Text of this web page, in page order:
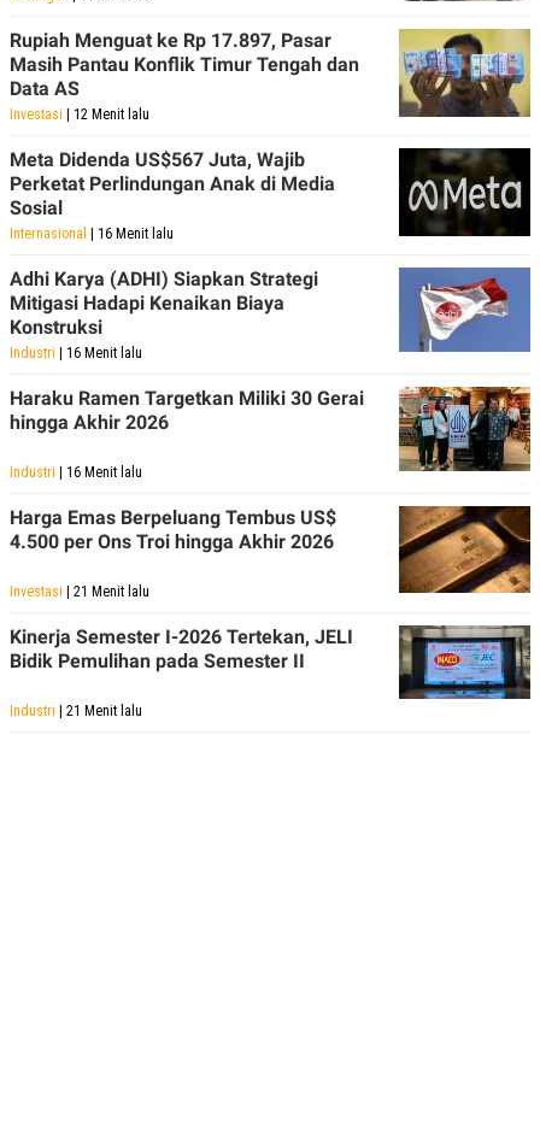
SITEMAPPROFILETERM
OF
USE
PEDOMAN
PEMBERITAAN
PRIVACY
POLICY
Rupiah Menguat ke Rp 17.897, Pasar
Masih Pantau Konflik Timur Tengah dan
Data AS
Investasi | 12 Menit lalu
Meta Didenda US$567 Juta, Wajib
Perketat Perlindungan Anak di Media
Sosial
Internasional | 16 Menit lalu
Adhi Karya (ADHI) Siapkan Strategi
Mitigasi Hadapi Kenaikan Biaya
Konstruksi
Industri | 16 Menit lalu
Haraku Ramen Targetkan Miliki 30 Gerai
hingga Akhir 2026
Industri | 16 Menit lalu
Harga Emas Berpeluang Tembus US$
4.500 per Ons Troi hingga Akhir 2026
Investasi | 21 Menit lalu
Kinerja Semester I-2026 Tertekan, JELI
Bidik Pemulihan pada Semester II
Industri | 21 Menit lalu